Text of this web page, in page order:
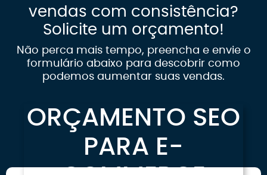
vendas com consistência?
Solicite um orçamento!
Não perca mais tempo, preencha e envie o
formulário abaixo para descobrir como
podemos aumentar suas vendas.
ORÇAMENTO SEO
PARA E-